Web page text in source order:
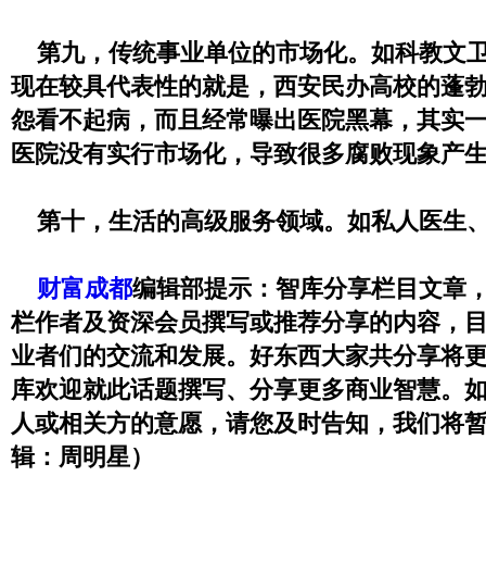
第九，传统事业单位的市场化。如科教文
现在较具代表性的就是，西安民办高校的蓬
怨看不起病，而且经常曝出医院黑幕，其实
医院没有实行市场化，导致很多腐败现象产
第十，生活的高级服务领域。如私人医生
财富成都编辑部提示：智库分享栏目文章
栏作者及资深会员撰写或推荐分享的内容，
业者们的交流和发展。好东西大家共分享将
库欢迎就此话题撰写、分享更多商业智慧。
人或相关方的意愿，请您及时告知，我们将
辑：周明星）